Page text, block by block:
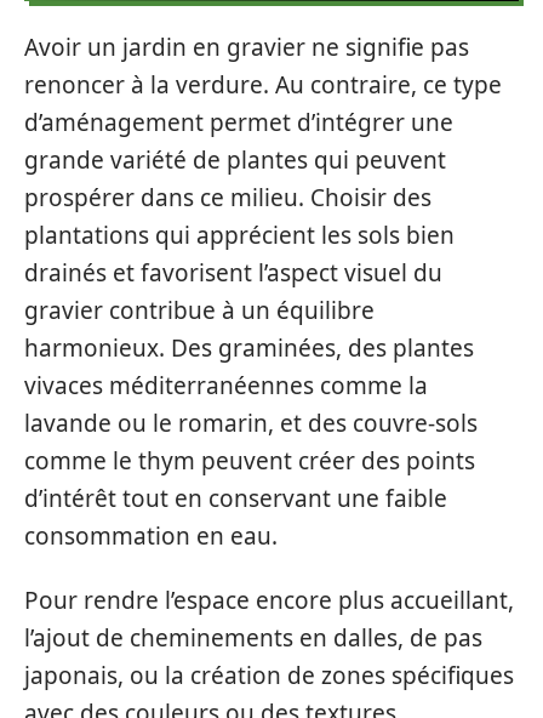
Avoir un jardin en gravier ne signifie pas
renoncer à la verdure. Au contraire, ce type
d’aménagement permet d’intégrer une
grande variété de plantes qui peuvent
prospérer dans ce milieu. Choisir des
plantations qui apprécient les sols bien
drainés et favorisent l’aspect visuel du
gravier contribue à un équilibre
harmonieux. Des graminées, des plantes
vivaces méditerranéennes comme la
lavande ou le romarin, et des couvre-sols
comme le thym peuvent créer des points
d’intérêt tout en conservant une faible
consommation en eau.
Pour rendre l’espace encore plus accueillant,
l’ajout de cheminements en dalles, de pas
japonais, ou la création de zones spécifiques